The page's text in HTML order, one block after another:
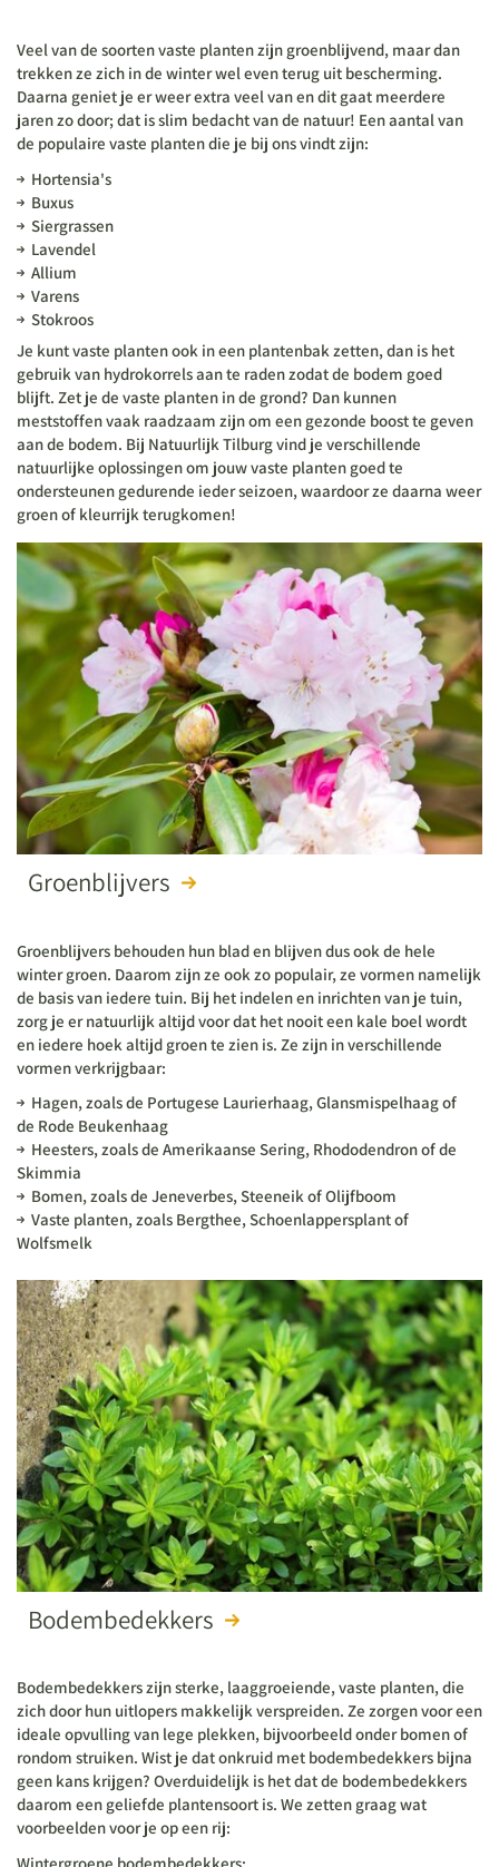
Veel van de soorten vaste planten zijn groenblijvend, maar dan
trekken ze zich in de winter wel even terug uit bescherming.
Daarna geniet je er weer extra veel van en dit gaat meerdere
jaren zo door; dat is slim bedacht van de natuur! Een aantal van
de populaire vaste planten die je bij ons vindt zijn:
Hortensia's
Buxus
Siergrassen
Lavendel
Allium
Varens
Stokroos
Je kunt vaste planten ook in een plantenbak zetten, dan is het
gebruik van hydrokorrels aan te raden zodat de bodem goed
blijft. Zet je de vaste planten in de grond? Dan kunnen
meststoffen vaak raadzaam zijn om een gezonde boost te geven
aan de bodem. Bij Natuurlijk Tilburg vind je verschillende
natuurlijke oplossingen om jouw vaste planten goed te
ondersteunen gedurende ieder seizoen, waardoor ze daarna weer
groen of kleurrijk terugkomen!
Groenblijvers
Groenblijvers behouden hun blad en blijven dus ook de hele
winter groen. Daarom zijn ze ook zo populair, ze vormen namelijk
de basis van iedere tuin. Bij het indelen en inrichten van je tuin,
zorg je er natuurlijk altijd voor dat het nooit een kale boel wordt
en iedere hoek altijd groen te zien is. Ze zijn in verschillende
vormen verkrijgbaar:
Hagen, zoals de Portugese Laurierhaag, Glansmispelhaag of
de Rode Beukenhaag
Heesters, zoals de Amerikaanse Sering, Rhododendron of de
Skimmia
Bomen, zoals de Jeneverbes, Steeneik of Olijfboom
Vaste planten, zoals Bergthee, Schoenlappersplant of
Wolfsmelk
Bodembedekkers
Bodembedekkers zijn sterke, laaggroeiende, vaste planten, die
zich door hun uitlopers makkelijk verspreiden. Ze zorgen voor een
ideale opvulling van lege plekken, bijvoorbeeld onder bomen of
rondom struiken. Wist je dat onkruid met bodembedekkers bijna
geen kans krijgen? Overduidelijk is het dat de bodembedekkers
daarom een geliefde plantensoort is. We zetten graag wat
voorbeelden voor je op een rij:
Wintergroene bodembedekkers: